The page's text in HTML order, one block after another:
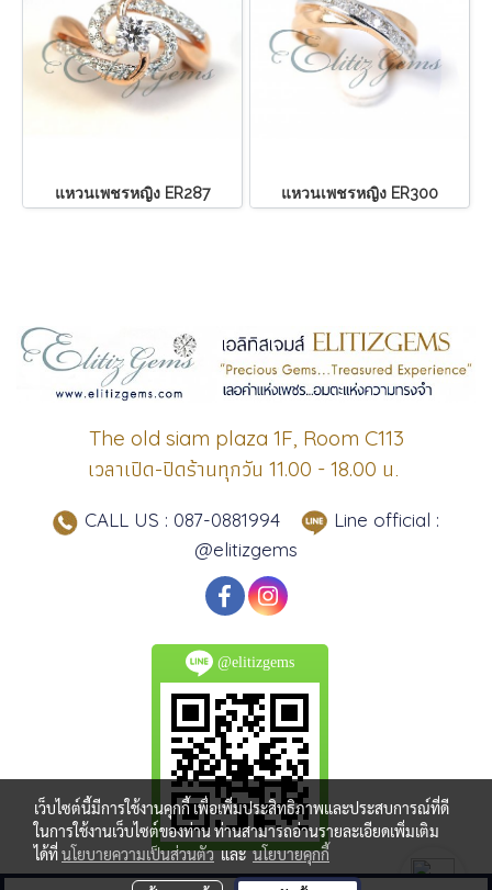
แหวนเพชรหญิง ER287 แหวนเพชรหญิง ER300
The old siam plaza 1F, Room C113
เวลาเปิด-ปิดร้านทุกวัน 11.00 - 18.00 น.
CALL US : 087-0881994
Line official :
@elitizgems
@elitizgems
เว็บไซต์นี้มีการใช้งานคุกกี้ เพื่อเพิ่มประสิทธิภาพและประสบการณ์ที่ดี
ในการใช้งานเว็บไซต์ของท่าน ท่านสามารถอ่านรายละเอียดเพิ่มเติม
ได้ที่นโยบายความเป็นส่วนตัวและนโยบายคุกกี้